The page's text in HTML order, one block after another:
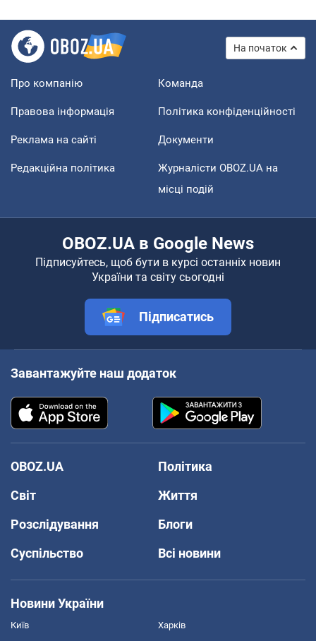
На початок
Про компанію Команда
Правова інформація Політика конфіденційності
Реклама на сайті Документи
Редакційна політика
Журналісти OBOZ.UA на
місці подій
OBOZ.UA в Google News
Підписуйтесь, щоб бути в курсі останніх новин
України та світу сьогодні
Підписатись
Завантажуйте наш додаток
OBOZ.UA
Політика
Світ
Життя
Розслідування
Блоги
Суспільство
Всі новини
Новини України
Київ Харків